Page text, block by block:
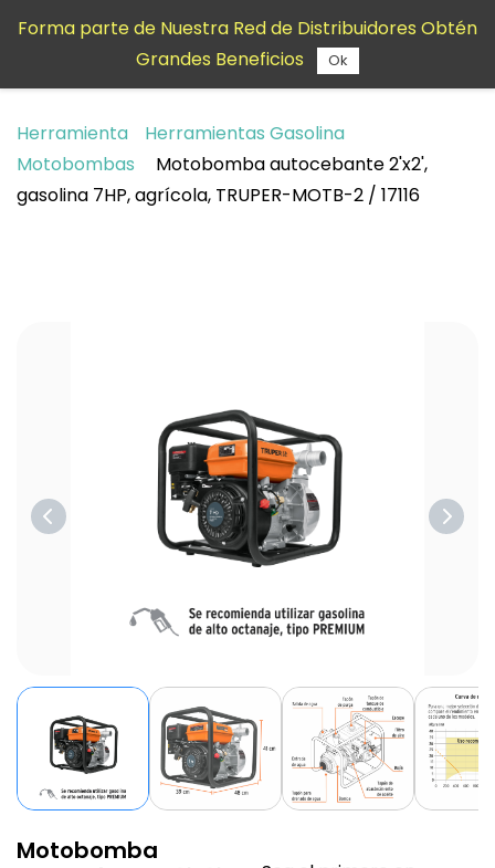
contenido
Herramienta
Herramientas Gasolina
Motobombas
Motobomba autocebante 2'x2',
gasolina 7HP, agrícola, TRUPER-MOTB-2 / 17116
Motobomba
Forma parte de Nuestra Red de Distribuidores Obtén
Grandes Beneficios
Ok